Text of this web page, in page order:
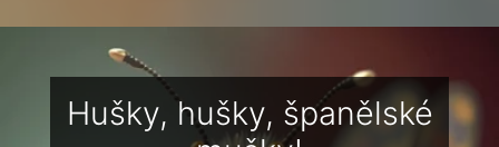
Hušky, hušky, španělské